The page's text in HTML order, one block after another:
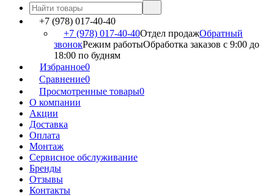
+7 (978) 017-40-40
+7 (978) 017-40-40Отдел продажОбратный
звонокРежим работыОбработка заказов с 9:00 до
18:00 по будням
Избранное0
Сравнение0
Просмотренные товары0
О компании
Акции
Доставка
Оплата
Монтаж
Сервисное обслуживание
Бренды
Отзывы
Контакты